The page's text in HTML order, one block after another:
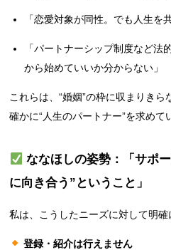
「恋愛対象が同性。でも人生を
「パートナーシップ制度など法
から始めていいか分からない」
これらは、“婚姻”の枠に収まりきら
確かに“人生のパートナー”を求めて
ななほしの姿勢：「サポ
に向き合う”ということ」
私は、こうしたニーズに対して明確
登録・紹介は行えません